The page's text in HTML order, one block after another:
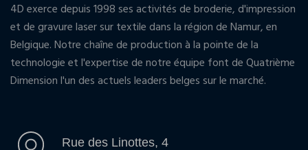
4D exerce depuis 1998 ses activités de broderie, d'impression
et de gravure laser sur textile dans la région de Namur, en
Belgique. Notre chaîne de production à la pointe de la
technologie et l'expertise de notre équipe font de Quatrième
Dimension l'un des actuels leaders belges sur le marché.
Rue des Linottes, 4